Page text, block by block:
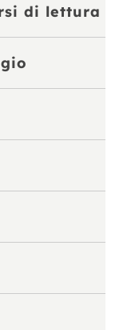
di lettura